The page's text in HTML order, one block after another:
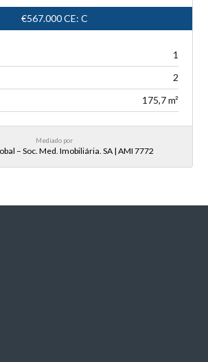
€567.000CE: C
1
2
175,7 m²
Mediado por
– Soc. Med. Imobiliária. SA | AMI 7772